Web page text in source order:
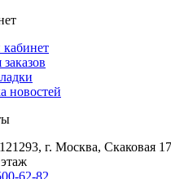
новостей
г. Москва, Скаковая
62-82